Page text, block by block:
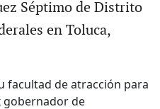
Séptimo de Distrito
en Toluca,
facultad de atracción para
gobernador de